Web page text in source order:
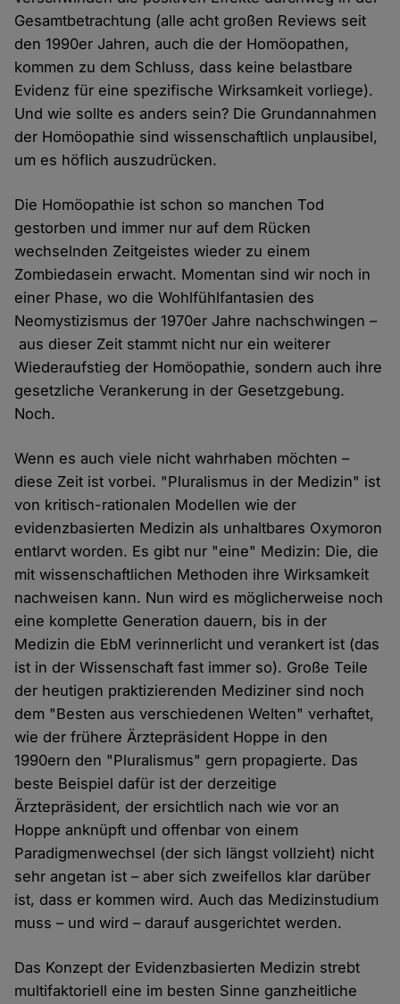
Gesamtbetrachtung (alle acht großen Reviews seit
den 1990er Jahren, auch die der Homöopathen,
kommen zu dem Schluss, dass keine belastbare
Evidenz für eine spezifische Wirksamkeit vorliege).
Und wie sollte es anders sein? Die Grundannahmen
der Homöopathie sind wissenschaftlich unplausibel,
um es höflich auszudrücken.
Die Homöopathie ist schon so manchen Tod
gestorben und immer nur auf dem Rücken
wechselnden Zeitgeistes wieder zu einem
Zombiedasein erwacht. Momentan sind wir noch in
einer Phase, wo die Wohlfühlfantasien des
Neomystizismus der 1970er Jahre nachschwingen –
aus dieser Zeit stammt nicht nur ein weiterer
Wiederaufstieg der Homöopathie, sondern auch ihre
gesetzliche Verankerung in der Gesetzgebung.
Noch.
Wenn es auch viele nicht wahrhaben möchten –
diese Zeit ist vorbei. "Pluralismus in der Medizin" ist
von kritisch-rationalen Modellen wie der
evidenzbasierten Medizin als unhaltbares Oxymoron
entlarvt worden. Es gibt nur "eine" Medizin: Die, die
mit wissenschaftlichen Methoden ihre Wirksamkeit
nachweisen kann. Nun wird es möglicherweise noch
eine komplette Generation dauern, bis in der
Medizin die EbM verinnerlicht und verankert ist (das
ist in der Wissenschaft fast immer so). Große Teile
der heutigen praktizierenden Mediziner sind noch
dem "Besten aus verschiedenen Welten" verhaftet,
wie der frühere Ärztepräsident Hoppe in den
1990ern den "Pluralismus" gern propagierte. Das
beste Beispiel dafür ist der derzeitige
Ärztepräsident, der ersichtlich nach wie vor an
Hoppe anknüpft und offenbar von einem
Paradigmenwechsel (der sich längst vollzieht) nicht
sehr angetan ist – aber sich zweifellos klar darüber
ist, dass er kommen wird. Auch das Medizinstudium
muss – und wird – darauf ausgerichtet werden.
Das Konzept der Evidenzbasierten Medizin strebt
multifaktoriell eine im besten Sinne ganzheitliche